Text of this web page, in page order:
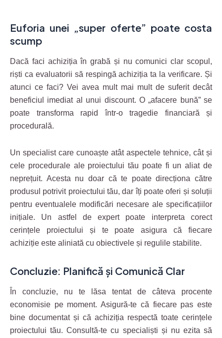
Euforia unei „super oferte” poate costa
scump
Dacă faci achiziția în grabă și nu comunici clar scopul,
riști ca evaluatorii să respingă achiziția ta la verificare. Și
atunci ce faci? Vei avea mult mai mult de suferit decât
beneficiul imediat al unui discount. O „afacere bună” se
poate transforma rapid într-o tragedie financiară și
procedurală.
Un specialist care cunoaște atât aspectele tehnice, cât și
cele procedurale ale proiectului tău poate fi un aliat de
neprețuit. Acesta nu doar că te poate direcționa către
produsul potrivit proiectului tău, dar îți poate oferi și soluții
pentru eventualele modificări necesare ale specificațiilor
inițiale. Un astfel de expert poate interpreta corect
cerințele proiectului și te poate asigura că fiecare
achiziție este aliniată cu obiectivele și regulile stabilite.
Concluzie: Planifică și Comunică Clar
În concluzie, nu te lăsa tentat de câteva procente
economisie pe moment. Asigură-te că fiecare pas este
bine documentat și că achiziția respectă toate cerințele
proiectului tău. Consultă-te cu specialiști și nu ezita să